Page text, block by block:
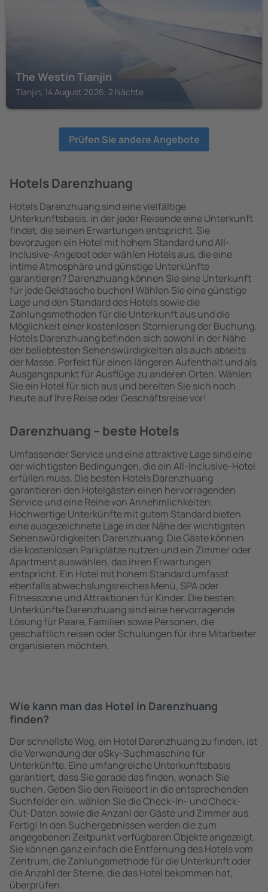
The Westin Tianjin
Tianjin, 14 August 2026, 2 Nächte
Prüfen Sie andere Angebote
Hotels Darenzhuang
Hotels Darenzhuang sind eine vielfältige
Unterkunftsbasis, in der jeder Reisende eine Unterkunft
findet, die seinen Erwartungen entspricht. Sie
bevorzugen ein Hotel mit hohem Standard und All-
Inclusive-Angebot oder wählen Hotels aus, die eine
intime Atmosphäre und günstige Unterkünfte
garantieren? Darenzhuang können Sie eine Unterkunft
für jede Geldtasche buchen! Wählen Sie eine günstige
Lage und den Standard des Hotels sowie die
Zahlungsmethoden für die Unterkunft aus und die
Möglichkeit einer kostenlosen Stornierung der Buchung.
Hotels Darenzhuang befinden sich sowohl in der Nähe
der beliebtesten Sehenswürdigkeiten als auch abseits
der Masse. Perfekt für einen längeren Aufenthalt und als
Ausgangspunkt für Ausflüge zu anderen Orten. Wählen
Sie ein Hotel für sich aus und bereiten Sie sich noch
heute auf Ihre Reise oder Geschäftsreise vor!
Darenzhuang – beste Hotels
Umfassender Service und eine attraktive Lage sind eine
der wichtigsten Bedingungen, die ein All-Inclusive-Hotel
erfüllen muss. Die besten Hotels Darenzhuang
garantieren den Hotelgästen einen hervorragenden
Service und eine Reihe von Annehmlichkeiten.
Hochwertige Unterkünfte mit gutem Standard bieten
eine ausgezeichnete Lage in der Nähe der wichtigsten
Sehenswürdigkeiten Darenzhuang. Die Gäste können
die kostenlosen Parkplätze nutzen und ein Zimmer oder
Apartment auswählen, das ihren Erwartungen
entspricht. Ein Hotel mit hohem Standard umfasst
ebenfalls abwechslungsreiches Menü, SPA oder
Fitnesszone und Attraktionen für Kinder. Die besten
Unterkünfte Darenzhuang sind eine hervorragende
Lösung für Paare, Familien sowie Personen, die
geschäftlich reisen oder Schulungen für ihre Mitarbeiter
organisieren möchten.
Wie kann man das Hotel in Darenzhuang
finden?
Der schnellste Weg, ein Hotel Darenzhuang zu finden, ist
die Verwendung der eSky-Suchmaschine für
Unterkünfte. Eine umfangreiche Unterkunftsbasis
garantiert, dass Sie gerade das finden, wonach Sie
suchen. Geben Sie den Reiseort in die entsprechenden
Suchfelder ein, wählen Sie die Check-In- und Check-
Out-Daten sowie die Anzahl der Gäste und Zimmer aus.
Fertig! In den Suchergebnissen werden die zum
angegebenen Zeitpunkt verfügbaren Objekte angezeigt.
Sie können ganz einfach die Entfernung des Hotels vom
Zentrum, die Zahlungsmethode für die Unterkunft oder
die Anzahl der Sterne, die das Hotel bekommen hat,
überprüfen.